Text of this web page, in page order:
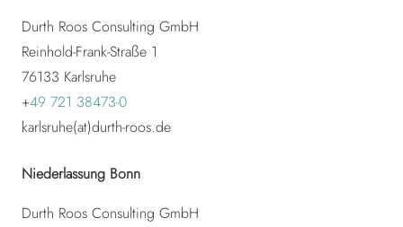
Durth Roos Consulting GmbH
Reinhold-Frank-Straße 1
76133 Karlsruhe
+49 721 38473-0
karlsruhe(at)durth-roos.de
Niederlassung Bonn
Durth Roos Consulting GmbH